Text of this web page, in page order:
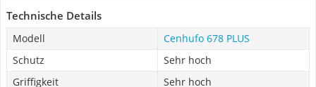
Technische Details
Modell
Cenhufo 678 PLUS
Schutz
Sehr hoch
Griffigkeit
Sehr hoch